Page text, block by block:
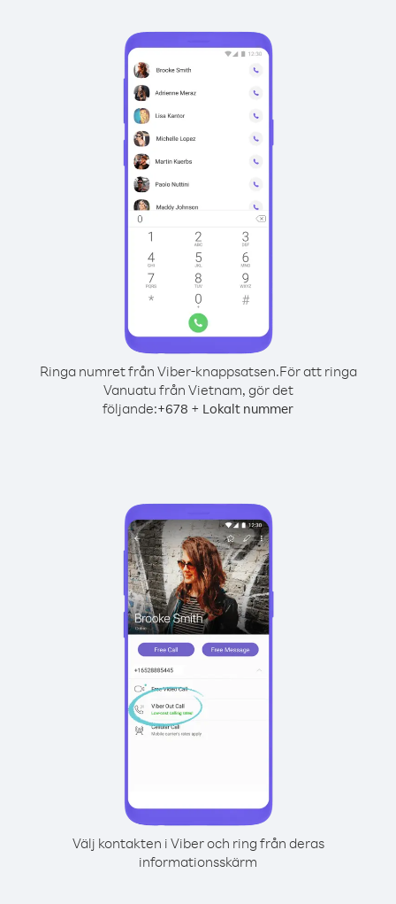
Ringa numret från Viber-knappsatsen.För att ringa
Vanuatu från Vietnam, gör det
följande:+678 + Lokalt nummer
Välj kontakten i Viber och ring från deras
informationsskärm